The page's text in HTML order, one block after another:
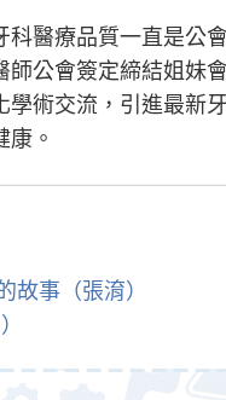
醫療品質一直是公
公會簽定締結姐妹
術交流，引進最新
。
事（張淯）